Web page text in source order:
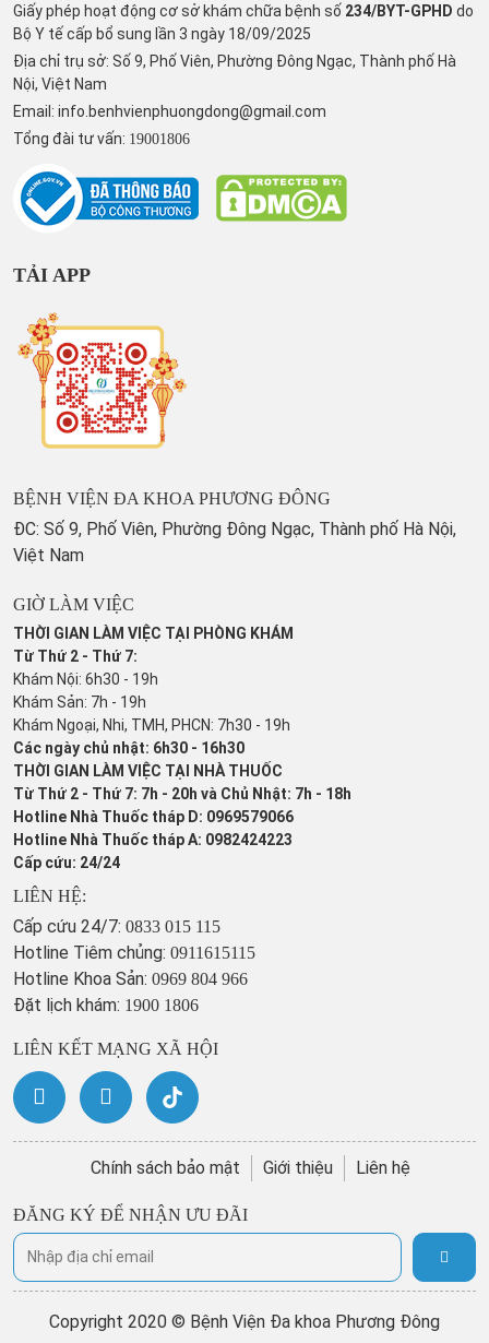
Giấy phép hoạt động cơ sở khám chữa bệnh số 234/BYT-GPHD do
Bộ Y tế cấp bổ sung lần 3 ngày 18/09/2025
Địa chỉ trụ sở: Số 9, Phố Viên, Phường Đông Ngạc, Thành phố Hà
Nội, Việt Nam
Email: info.benhvienphuongdong@gmail.com
Tổng đài tư vấn: 19001806
TẢI APP
BỆNH VIỆN ĐA KHOA PHƯƠNG ĐÔNG
ĐC: Số 9, Phố Viên, Phường Đông Ngạc, Thành phố Hà Nội,
Việt Nam
GIỜ LÀM VIỆC
THỜI GIAN LÀM VIỆC TẠI PHÒNG KHÁM
Từ Thứ 2 - Thứ 7:
Khám Nội: 6h30 - 19h
Khám Sản: 7h - 19h
Khám Ngoại, Nhi, TMH, PHCN: 7h30 - 19h
Các ngày chủ nhật: 6h30 - 16h30
THỜI GIAN LÀM VIỆC TẠI NHÀ THUỐC
Từ Thứ 2 - Thứ 7: 7h - 20h và Chủ Nhật: 7h - 18h
Hotline Nhà Thuốc tháp D: 0969579066
Hotline Nhà Thuốc tháp A: 0982424223
Cấp cứu: 24/24
LIÊN HỆ:
Cấp cứu 24/7: 0833 015 115
Hotline Tiêm chủng: 0911615115
Hotline Khoa Sản: 0969 804 966
Đặt lịch khám: 1900 1806
LIÊN KẾT MẠNG XÃ HỘI
Chính sách bảo mật Giới thiệu Liên hệ
ĐĂNG KÝ ĐỂ NHẬN ƯU ĐÃI
Copyright 2020 © Bệnh Viện Đa khoa Phương Đông